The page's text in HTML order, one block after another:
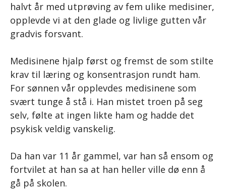
halvt år med utprøving av fem ulike medisiner,
opplevde vi at den glade og livlige gutten vår
gradvis forsvant.
Medisinene hjalp først og fremst de som stilte
krav til læring og konsentrasjon rundt ham.
For sønnen vår opplevdes medisinene som
svært tunge å stå i. Han mistet troen på seg
selv, følte at ingen likte ham og hadde det
psykisk veldig vanskelig.
Da han var 11 år gammel, var han så ensom og
fortvilet at han sa at han heller ville dø enn å
gå på skolen.